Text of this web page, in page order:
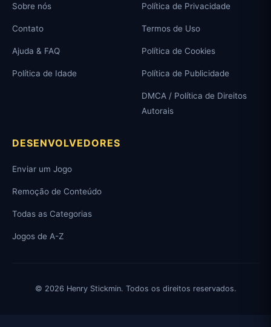
Sobre nós
Contato
Ajuda & FAQ
Política de Idade
Política de Privacidade
Termos de Uso
Política de Cookies
Política de Publicidade
DMCA / Política de Direitos
Autorais
DESENVOLVEDORES
Enviar um Jogo
Remoção de Conteúdo
Todas as Categorias
Jogos de A-Z
© 2026 Henry Stickmin. Todos os direitos reservados.